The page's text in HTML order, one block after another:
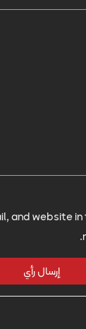
and website